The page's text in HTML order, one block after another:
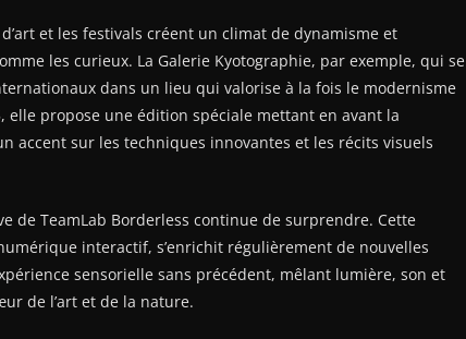
et les festivals créent un climat de dynamisme et
les curieux. La Galerie Kyotographie, par exemple, qui se
dans un lieu qui valorise à la fois le modernisme
elle propose une édition spéciale mettant en avant la
accent sur les techniques innovantes et les récits visuels
de TeamLab Borderless continue de surprendre. Cette
interactif, s’enrichit régulièrement de nouvelles
sensorielle sans précédent, mêlant lumière, son et
de l’art et de la nature.